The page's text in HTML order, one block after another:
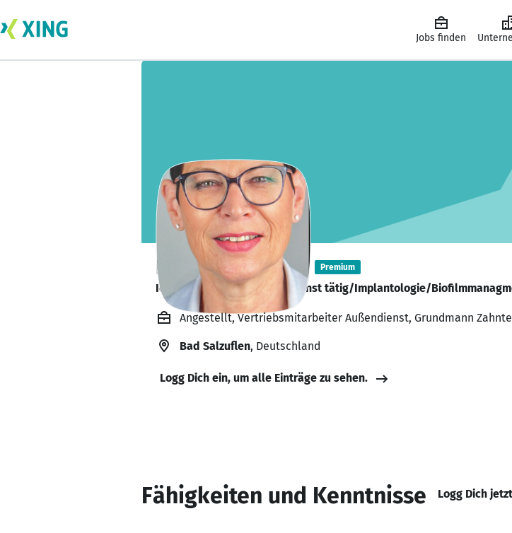
Jobs finden
Petra Dieckmann Premium
Ich bin im dentalen Außendienst tätig/Implantologie/
Angestellt, Vertriebsmitarbeiter Außendienst, Grundmann
Bad Salzuflen, Deutschland
Logg Dich ein, um alle Einträge zu sehen.
Fähigkeiten und Kenntnisse Logg Dich